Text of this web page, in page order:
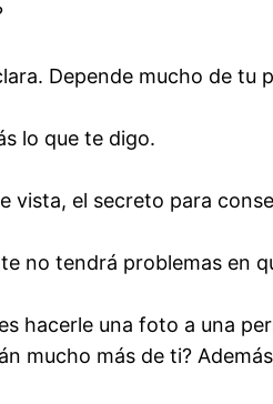
Depende mucho de
lo que te digo.
vista, el secreto para
no tendrá problemas en
hacerle una foto a una
mucho más de ti?